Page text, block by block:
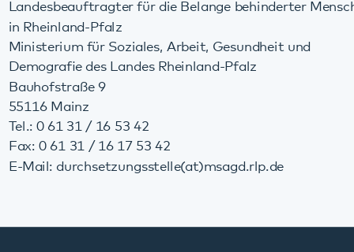
FacebookLinkedInE-Mail
Kommunikation & Marketing
Kontakt
Anfahrt